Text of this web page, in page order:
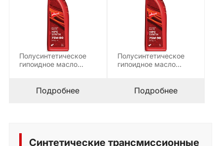
Полусинтетическое
гипоидное масло
непрерывную смазку
коробок…
Подробнее
Полусинтетическое
гипоидное масло
непрерывную смазку
коробок…
Подробнее
Синтетические трансмиссионные